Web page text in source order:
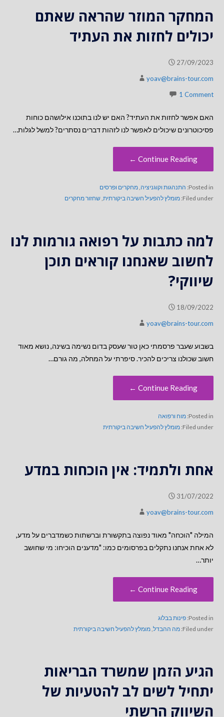
המחקר המוזר שהראה שאתם
יכולים לחזות את העתיד
27/09/2023
yoav@brains-tour.com
1 Comment
האם אפשר לחזות את העתיד? האם יש לנו בתוכנו אילושהם כוחות
פסיכוטרונים שיכולים לאפשר לנו לזהות דברים נסתרים? למשל לגלות…
Continue Reading ←
Posted in: התנהגות וקוגניציה,מחקרים ופרסים
Filed under: מומלץ להפעיל חשיבה ביקורתית,שחזור מחקרים
למה כתבות על רפואה גורמות לנו
לחשוב שאנחנו קוראים תוכן
שיווקי?
18/09/2022
yoav@brains-tour.com
בשבוע שעבר פרסמתי כאן טור שעסק בדום נשימה בשינה, נושא מאוד
חשוב שכולנו צריכים להכיר. סיפרתי על המחלה, מה גורם…
Continue Reading ←
Posted in: מוח ורפואה
Filed under: מומלץ להפעיל חשיבה ביקורתית
אחת ולתמיד: אין הוכחות במדע
31/07/2022
yoav@brains-tour.com
המילה "הוכחה" מאוד נפוצה בתקשורת וברשתות כשמדברים על מדע,
לא אחת אנחנו נתקלים בפרסומים כמו: "מדענים הוכיחו: מי שחושב
יותר…
Continue Reading ←
Posted in: פינות בבלוג
Filed under: מה ההבדל, מומלץ להפעיל חשיבה ביקורתית
הגיע הזמן שמשרד הבריאות
יתחיל לשים לב להטעיות של
השיווק הרשתי